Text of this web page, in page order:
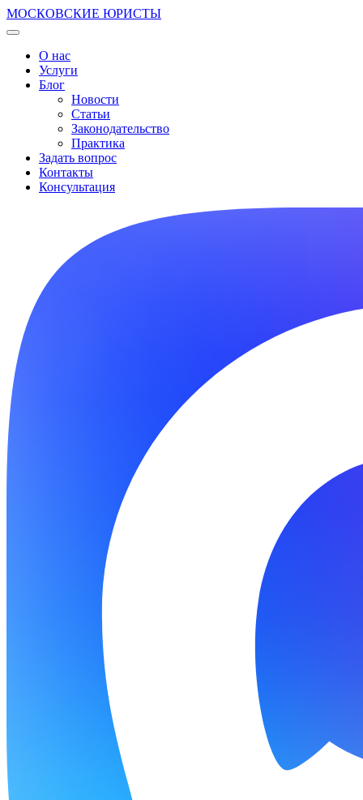
МОСКОВСКИЕ ЮРИСТЫ
О нас
Услуги
Блог
Новости
Статьи
Законодательство
Практика
Задать вопрос
Контакты
Консультация